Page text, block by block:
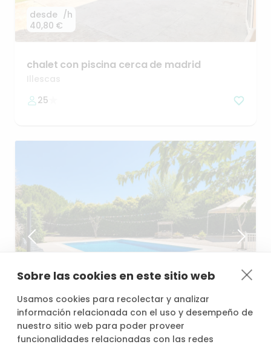
Sobre las cookies en este sitio web
Usamos cookies para recolectar y analizar
información relacionada con el uso y desempeño de
nuestro sitio web para poder proveer
funcionalidades relacionadas con las redes
desde
40,80 €
/h
chalet con piscina cerca de madrid
Illescas
25
desde
31,20 €
/h